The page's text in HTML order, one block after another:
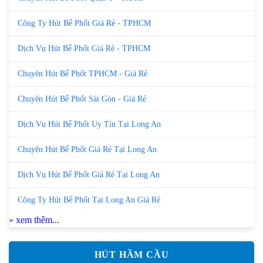
Công Ty Hút Bể Phốt Giá Rẻ - TPHCM
Dịch Vụ Hút Bể Phốt Giá Rẻ - TPHCM
Chuyên Hút Bể Phốt TPHCM - Giá Rẻ
Chuyên Hút Bể Phốt Sài Gòn - Giá Rẻ
Dịch Vụ Hút Bể Phốt Uy Tín Tại Long An
Chuyên Hút Bể Phốt Giá Rẻ Tại Long An
Dịch Vụ Hút Bể Phốt Giá Rẻ Tại Long An
Công Ty Hút Bể Phốt Tại Long An Giá Rẻ
» xem thêm...
HÚT HẦM CẦU